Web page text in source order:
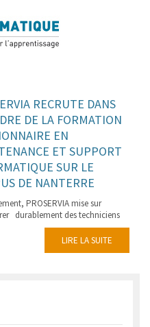
RECRUTE DANS
DE LA FORMATION
EN
ET SUPPORT
SUR LE
DE NANTERRE
PROSERVIA mise sur
durablement des techniciens
LIRE LA SUITE